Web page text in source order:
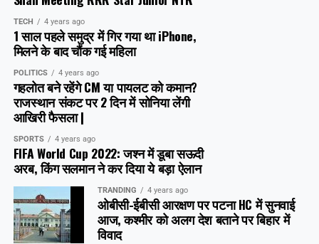
TECH 4 years ago
1 साल पहले समुद्र में गिर गया था iPhone,
मिलने के बाद चौंक गई महिला
POLITICS 4 years ago
गहलोत बने रहेंगे CM या पायलट को कमान?
राजस्थान संकट पर 2 दिन में सोनिया लेंगी
आखिरी फैसला |
SPORTS 4 years ago
FIFA World Cup 2022: जश्न में डूबा सऊदी
अरब, क‍िंग सलमान ने कर दिया ये बड़ा ऐलान
TRANDING 4 years ago
ओबीसी-ईबीसी आरक्षण पर पटना HC में सुनवाई
आज, कश्मीर को अलग देश बताने पर बिहार में
विवाद